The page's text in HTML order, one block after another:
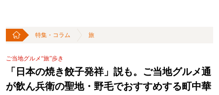
特集・コラム 旅
ご当地グルメ“旅”歩き
「日本の焼き餃子発祥」説も。ご当地グルメ通
が飲ん兵衛の聖地・野毛でおすすめする町中華